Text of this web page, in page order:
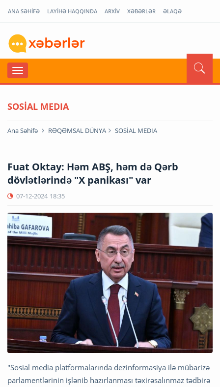
ANA SƏHİFƏ LAYİHƏ HAQQINDA ARXİV XƏBƏRLƏR ƏLAQƏ
SOSİAL MEDIA
Ana Səhifə RƏQƏMSAL DÜNYA SOSİAL MEDIA
Fuat Oktay: Həm ABŞ, həm də Qərb
dövlətlərində "X panikası" var
07-12-2024 18:35
"Sosial media platformalarında dezinformasiya ilə mübarizə
parlamentlərinin işlənib hazırlanması təxirəsalınmaz tədbirə